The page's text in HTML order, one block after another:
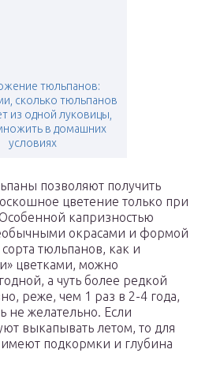
тюльпанов:
сколько тюльпанов
из одной луковицы,
в домашних
условиях
позволяют получить
цветение только при
капризностью
окрасами и формой
тюльпанов, как и
цветками, можно
а чуть более редкой
реже, чем 1 раз в 2-4 года,
не желательно. Если
выкапывать летом, то для
подкормки и глубина